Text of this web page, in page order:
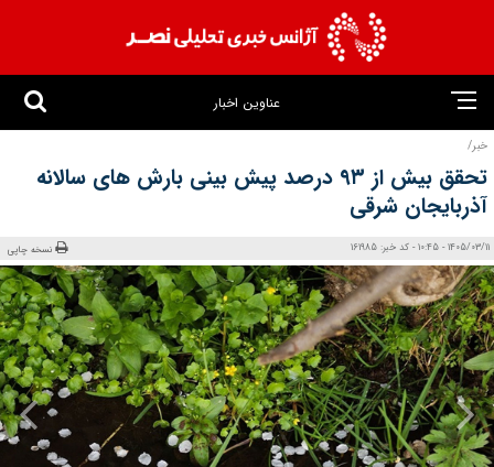
عناوین اخبار
خبر/
تحقق بیش از ۹۳ درصد پیش بینی بارش‌ های سالانه
آذربایجان‌ شرقی
1405/03/11 - 10:45 - کد خبر: 161985 نسخه چاپی